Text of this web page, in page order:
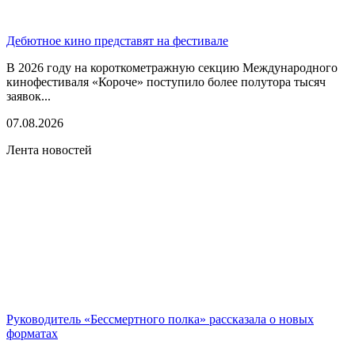
Дебютное кино представят на фестивале
В 2026 году на короткометражную секцию Международного
кинофестиваля «Короче» поступило более полутора тысяч
заявок...
07.08.2026
Лента новостей
Руководитель «Бессмертного полка» рассказала о новых
форматах